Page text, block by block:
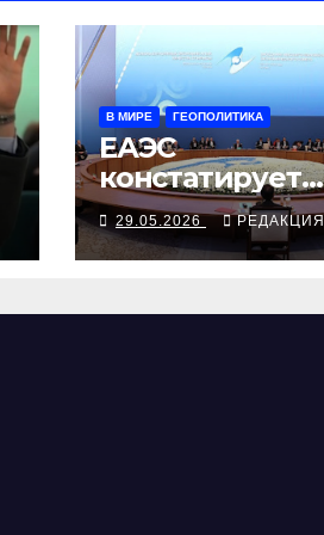
В МИРЕ ГЕОПОЛИТИКА
ЕАЭС
констатирует
грядущий
Армении
29.05.2026 РЕДАКЦИЯ